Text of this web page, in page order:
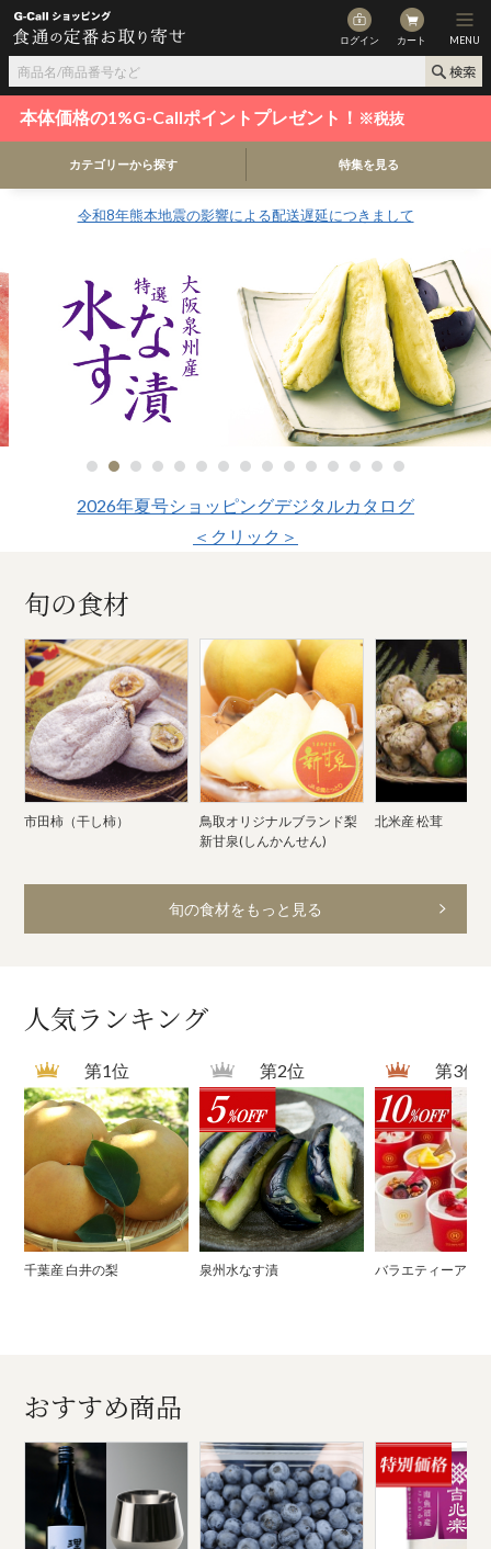
ログイン カート MENU
本体価格の1%G-Callポイントプレゼント！ ※税抜
カテゴリーから探す 特集を見る
令和8年熊本地震の影響による配送遅延につきまして
2026年夏号ショッピングデジタルカタログ
＜クリック＞
旬の食材
市田柿（干し柿）
鳥取オリジナルブランド梨
新甘泉(しんかんせん)
北米産 松茸
旬の食材をもっと見る
人気ランキング
第1位
千葉産 白井の梨
第2位
泉州水なす漬
第3位
バラエティーアイ
おすすめ商品